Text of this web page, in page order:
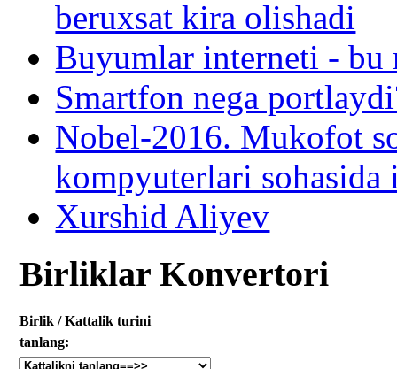
beruxsat kira olishadi
Buyumlar interneti - bu
Smartfon nega
Nobel-2016. Mukofot
kompyuterlari
Xurshid Aliyev
Birliklar Konvertori
Birlik / Kattalik turini
tanlang: